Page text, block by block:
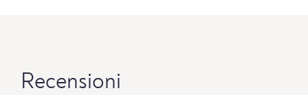
Recensioni